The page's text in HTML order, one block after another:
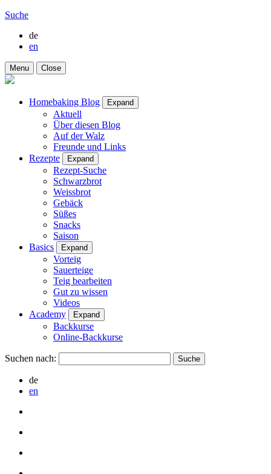
Suche
de
en
Menu Close
Homebaking Blog Expand
Aktuell
Über diesen Blog
Auf der Walz
Freunde und Links
Rezepte
Expand
Rezept-Suche
Schwarzbrot
Weissbrot
Gebäck
Süßes
Snacks
Saison
Basics
Expand
Vorteig
Sauerteige
Teig bearbeiten
Gut zu wissen
Videos
Academy
Expand
Backkurse
Online-Backkurse
Suchen nach:
de
en